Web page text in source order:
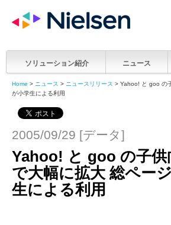
ソリューション紹介 ニュース
Home > ニュース > ニュースリリース > Yahoo! と goo の
が小学生による利用
2005/09/29 [データ]
Yahoo! と goo の子
で大幅に拡大 総ペー
生による利用